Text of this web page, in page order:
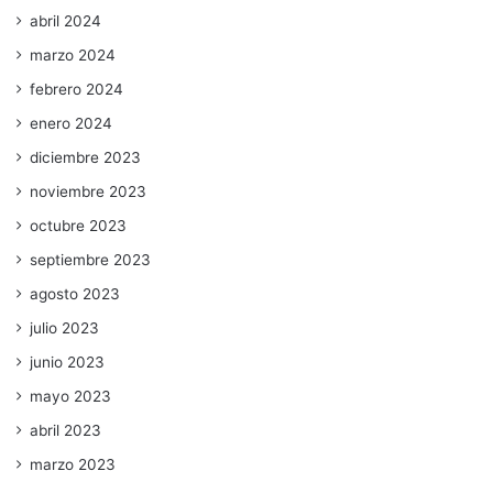
abril 2024
marzo 2024
febrero 2024
enero 2024
diciembre 2023
noviembre 2023
octubre 2023
septiembre 2023
agosto 2023
julio 2023
junio 2023
mayo 2023
abril 2023
marzo 2023